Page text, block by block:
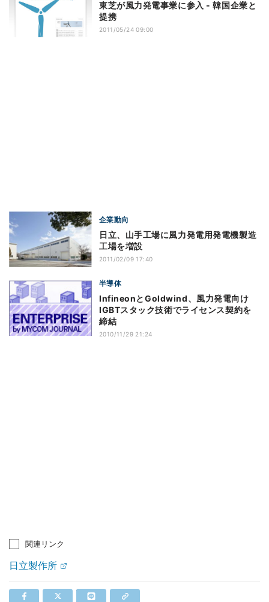
東芝が風力発電事業に参入 - 韓国企業と
提携
2011/05/24 09:00
企業動向
日立、山手工場に風力発電用発電機製造
工場を増設
2011/02/09 17:40
半導体
InfineonとGoldwind、風力発電向け
IGBTスタック技術でライセンス契約を
締結
2010/11/29 21:24
関連リンク
日立製作所